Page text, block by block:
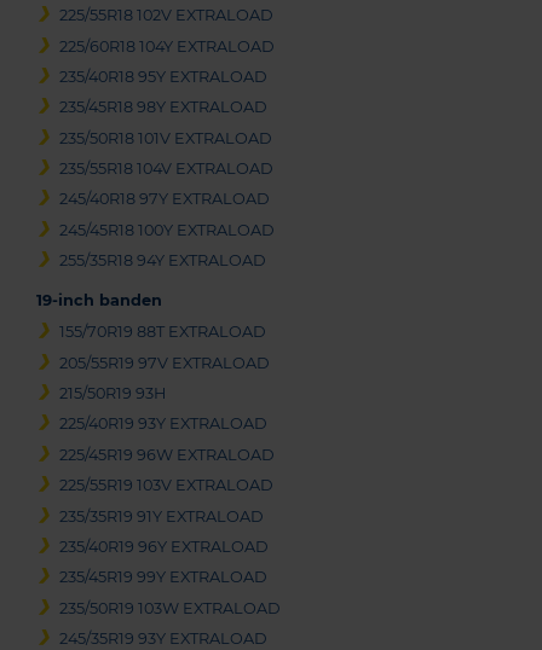
225/55R18 102V EXTRALOAD
225/60R18 104Y EXTRALOAD
235/40R18 95Y EXTRALOAD
235/45R18 98Y EXTRALOAD
235/50R18 101V EXTRALOAD
235/55R18 104V EXTRALOAD
245/40R18 97Y EXTRALOAD
245/45R18 100Y EXTRALOAD
255/35R18 94Y EXTRALOAD
19-inch banden
155/70R19 88T EXTRALOAD
205/55R19 97V EXTRALOAD
215/50R19 93H
225/40R19 93Y EXTRALOAD
225/45R19 96W EXTRALOAD
225/55R19 103V EXTRALOAD
235/35R19 91Y EXTRALOAD
235/40R19 96Y EXTRALOAD
235/45R19 99Y EXTRALOAD
235/50R19 103W EXTRALOAD
245/35R19 93Y EXTRALOAD